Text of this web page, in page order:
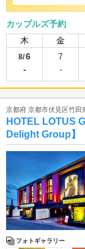
カップルズ予約
木
金
8/6
-
7
-
京都府 京都市伏見区竹田
HOTEL LOTUS
Delight Group】
フォトギャラリー